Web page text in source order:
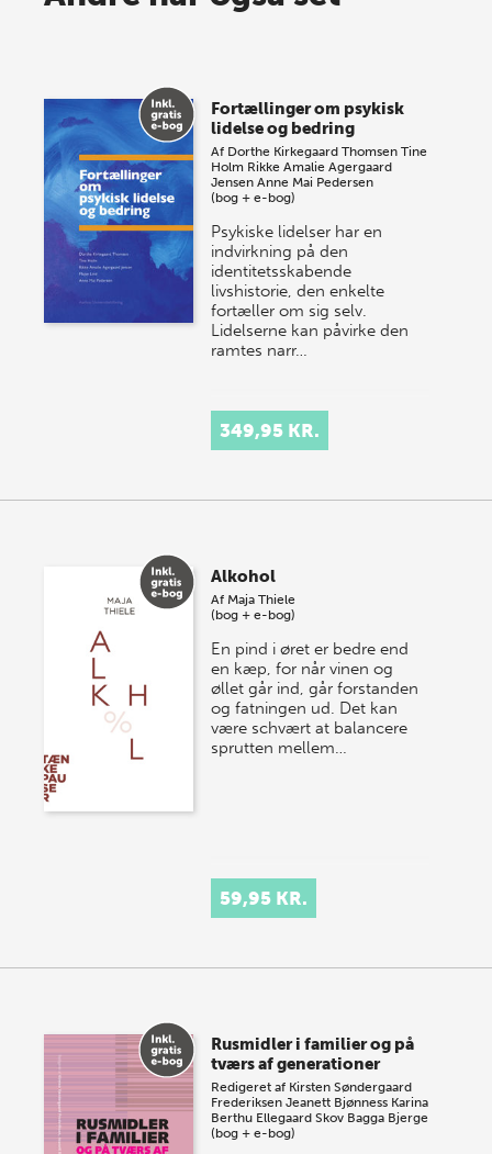
store sommer-lagersalg, så sæt kryds i kalenderen
onsdag den 10. j…
Fortællinger om psykisk
lidelse og bedring
Af Dorthe Kirkegaard Thomsen Tine
Holm Rikke Amalie Agergaard
Jensen Anne Mai Pedersen
(bog + e-bog)
Psykiske lidelser har en
indvirkning på den
identitetsskabende
livshistorie, den enkelte
fortæller om sig selv.
Lidelserne kan påvirke den
ramtes narr…
349,95 KR.
Alkohol
Af Maja Thiele
(bog + e-bog)
En pind i øret er bedre end
en kæp, for når vinen og
øllet går ind, går forstanden
og fatningen ud. Det kan
være schvært at balancere
sprutten mellem…
59,95 KR.
Rusmidler i familier og på
tværs af generationer
Redigeret af Kirsten Søndergaard
Frederiksen Jeanett Bjønness Karina
Berthu Ellegaard Skov Bagga Bjerge
(bog + e-bog)